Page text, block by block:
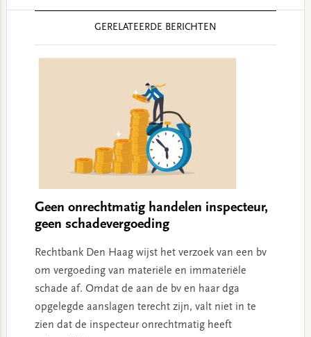
GERELATEERDE BERICHTEN
Geen onrechtmatig handelen inspecteur,
geen schadevergoeding
Rechtbank Den Haag wijst het verzoek van een bv
om vergoeding van materiële en immateriële
schade af. Omdat de aan de bv en haar dga
opgelegde aanslagen terecht zijn, valt niet in te
zien dat de inspecteur onrechtmatig heeft